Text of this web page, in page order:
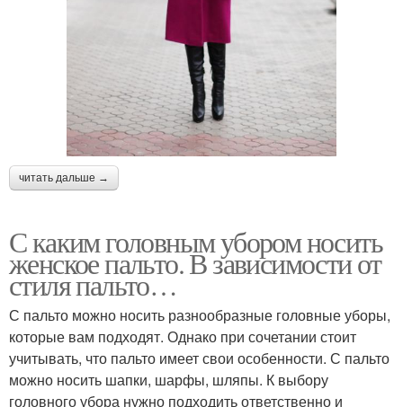
читать дальше →
С каким головным убором носить
женское пальто. В зависимости от
стиля пальто…
С пальто можно носить разнообразные головные уборы,
которые вам подходят. Однако при сочетании стоит
учитывать, что пальто имеет свои особенности. С пальто
можно носить шапки, шарфы, шляпы. К выбору
головного убора нужно подходить ответственно и